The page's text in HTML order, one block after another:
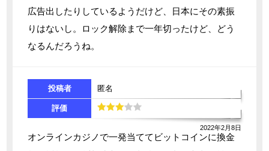
広告出したりしているようだけど、日本にその素振
りはないし。ロック解除まで一年切ったけど、どう
なるんだろうね。
投稿者 匿名
評価
2022年2月8日
オンラインカジノで一発当ててビットコインに換金